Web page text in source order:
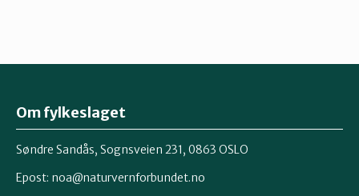
Om fylkeslaget
Søndre Sandås, Sognsveien 231, 0863 OSLO
Epost: noa@naturvernforbundet.no